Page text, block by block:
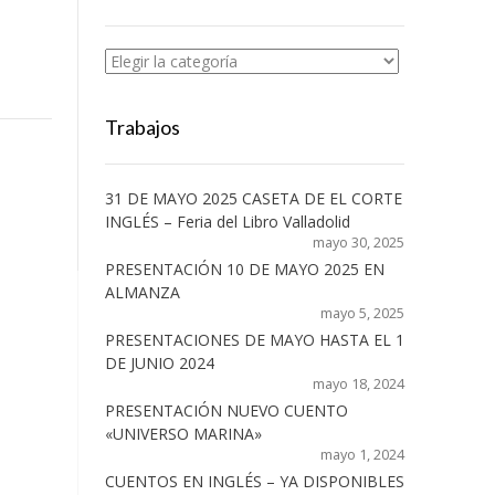
Categorías
Trabajos
31 DE MAYO 2025 CASETA DE EL CORTE
INGLÉS – Feria del Libro Valladolid
mayo 30, 2025
PRESENTACIÓN 10 DE MAYO 2025 EN
ALMANZA
mayo 5, 2025
PRESENTACIONES DE MAYO HASTA EL 1
DE JUNIO 2024
mayo 18, 2024
PRESENTACIÓN NUEVO CUENTO
«UNIVERSO MARINA»
mayo 1, 2024
CUENTOS EN INGLÉS – YA DISPONIBLES